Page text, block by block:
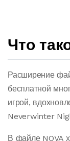
Что
Расширение
бесплатной
игрой,
Neverwinter
В файле NOVA